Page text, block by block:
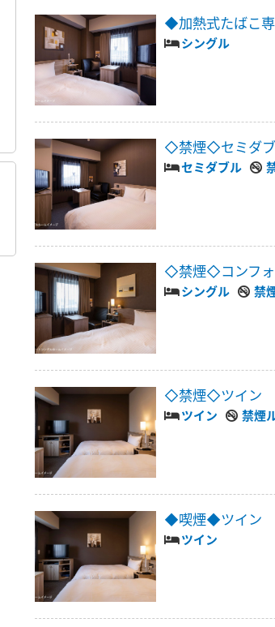
◆加熱式たばこ
シングル
◇禁煙◇セミダ
セミダブル
◇禁煙◇コンフォ
シングル 禁
◇禁煙◇ツイン
ツイン 禁煙
◆喫煙◆ツイン
ツイン